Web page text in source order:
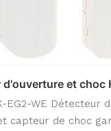
d'ouverture et choc
EG2-WE Détecteur
capteur de choc